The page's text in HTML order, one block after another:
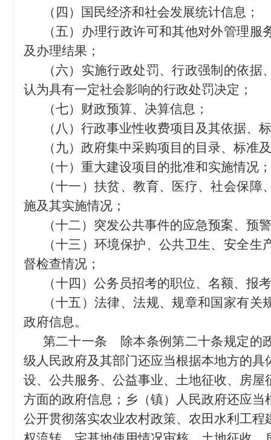
（四）国民经济和社会发展统计信息；
（五）办理行政许可和其他对外管理
及办理结果；
（六）实施行政处罚、行政强制的依
认为具有一定社会影响的行政处罚决定；
（七）财政预算、决算信息；
（八）行政事业性收费项目及其依据、
（九）政府集中采购项目的目录、标准
（十）重大建设项目的批准和实施情况；
（十一）扶贫、教育、医疗、社会保
施及其实施情况；
（十二）突发公共事件的应急预案、预
（十三）环境保护、公共卫生、安全
督检查情况；
（十四）公务员招考的职位、名额、报
（十五）法律、法规、规章和国家有
政府信息。
第二十一条 除本条例第二十条规定的
级人民政府及其部门还应当根据本地方的
设、公共服务、公益事业、土地征收、房
方面的政府信息；乡（镇）人民政府还应
公开贯彻落实农业农村政策、农田水利工